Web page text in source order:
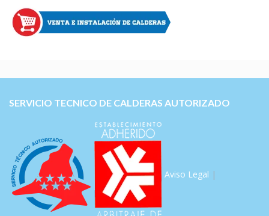
SERVICIO TECNICO DE CALDERAS AUTORIZADO
Aviso Legal |